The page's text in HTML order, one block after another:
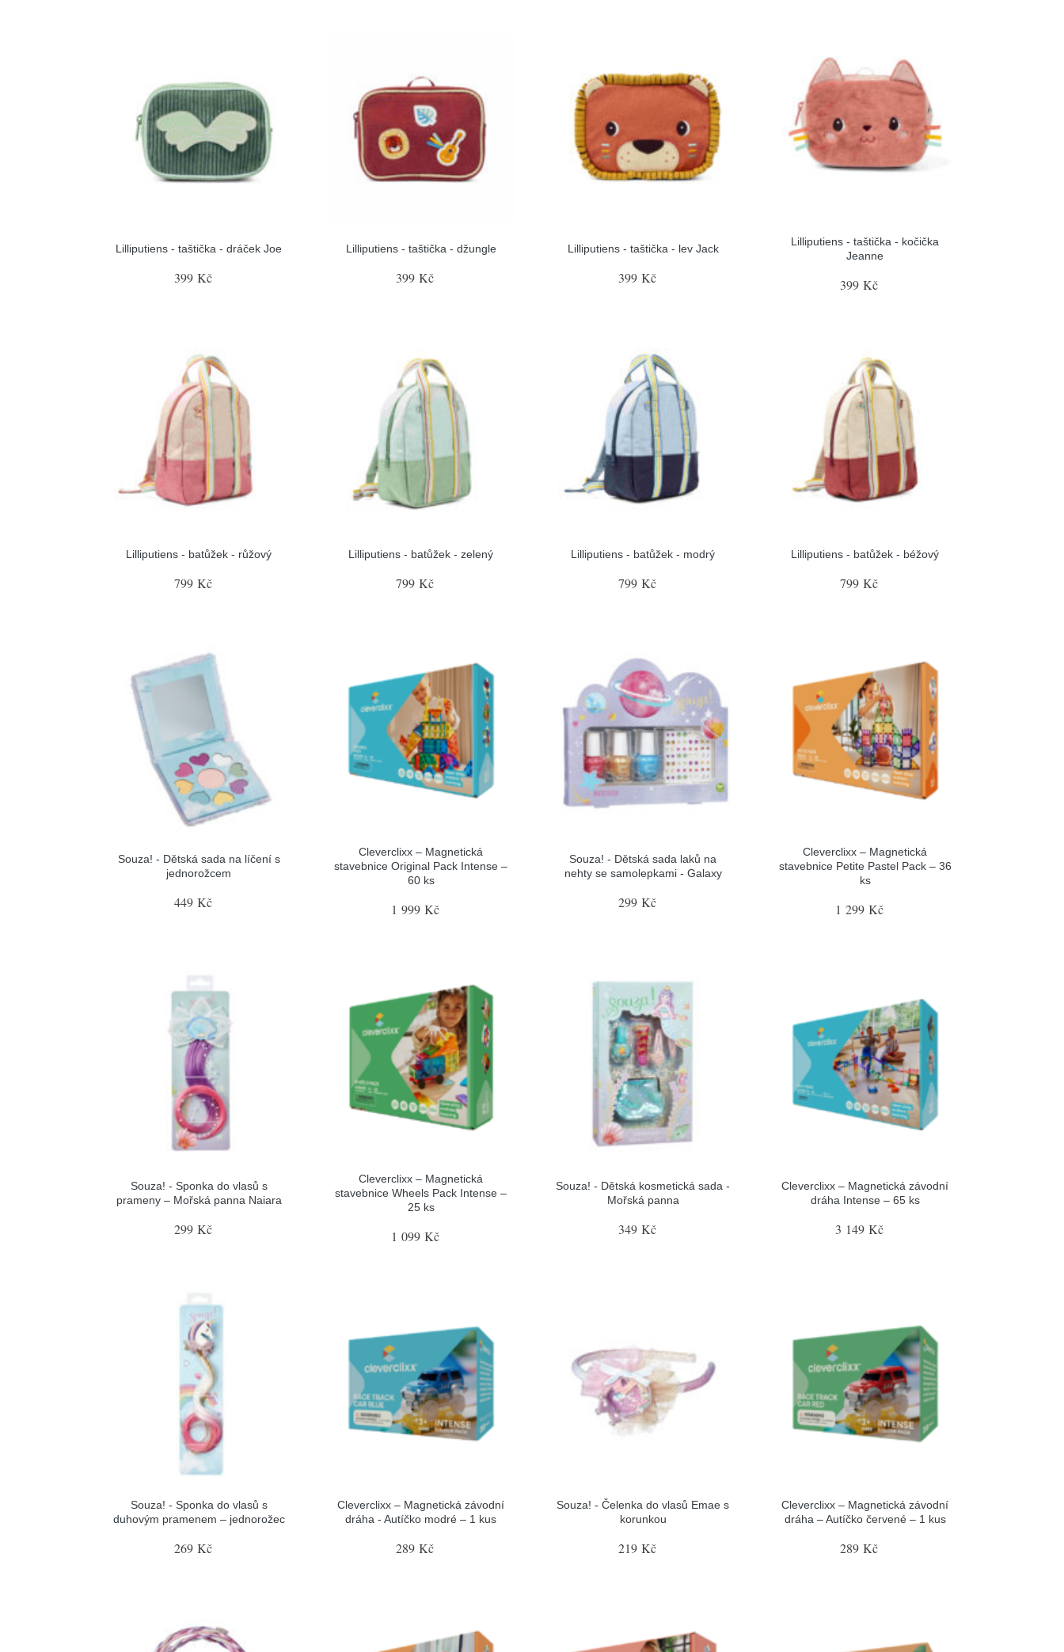
Lilliputiens - taštička - dráček Joe
399 Kč
Lilliputiens - taštička - džungle
399 Kč
Lilliputiens - taštička - lev Jack
399 Kč
Lilliputiens - taštička - kočička
Jeanne
399 Kč
Lilliputiens - batůžek - růžový
799 Kč
Lilliputiens - batůžek - zelený
799 Kč
Lilliputiens - batůžek - modrý
799 Kč
Lilliputiens - batůžek - béžový
799 Kč
Souza! - Dětská sada na líčení s
jednorožcem
449 Kč
Cleverclixx – Magnetická
stavebnice Original Pack Intense –
60 ks
1 999 Kč
Souza! - Dětská sada laků na
nehty se samolepkami - Galaxy
299 Kč
Cleverclixx – Magnetická
stavebnice Petite Pastel Pack – 36
ks
1 299 Kč
Souza! - Sponka do vlasů s
prameny – Mořská panna Naiara
299 Kč
Cleverclixx – Magnetická
stavebnice Wheels Pack Intense –
25 ks
1 099 Kč
Souza! - Dětská kosmetická sada -
Mořská panna
349 Kč
Cleverclixx – Magnetická závodní
dráha Intense – 65 ks
3 149 Kč
Souza! - Sponka do vlasů s
duhovým pramenem – jednorožec
269 Kč
Cleverclixx – Magnetická závodní
dráha - Autíčko modré – 1 kus
289 Kč
Souza! - Čelenka do vlasů Emae s
korunkou
219 Kč
Cleverclixx – Magnetická závodní
dráha – Autíčko červené – 1 kus
289 Kč